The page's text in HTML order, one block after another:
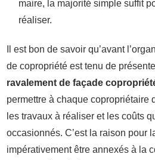
maire, la majorité simple suffit
réaliser.
Il est bon de savoir qu’avant
de copropriété est tenu de
ravalement de façade
permettre à chaque copropriétaire
les travaux à réaliser et les coûts
occasionnés. C’est la raison pour
impérativement être annexés à la